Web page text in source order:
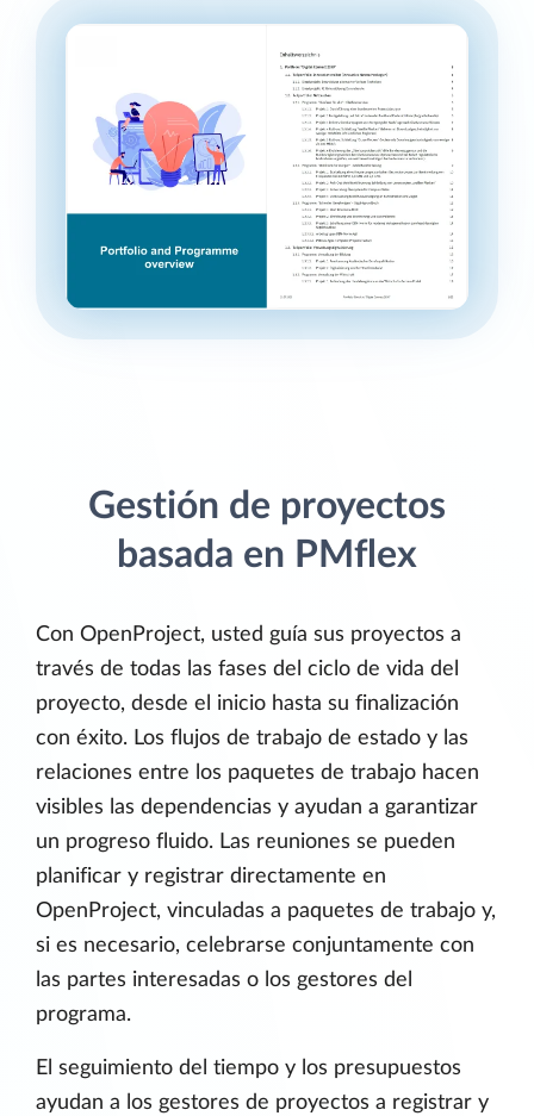
Gestión de proyectos
basada en PMflex
Con OpenProject, usted guía sus proyectos a
través de todas las fases del ciclo de vida del
proyecto, desde el inicio hasta su finalización
con éxito. Los flujos de trabajo de estado y las
relaciones entre los paquetes de trabajo hacen
visibles las dependencias y ayudan a garantizar
un progreso fluido. Las reuniones se pueden
planificar y registrar directamente en
OpenProject, vinculadas a paquetes de trabajo y,
si es necesario, celebrarse conjuntamente con
las partes interesadas o los gestores del
programa.
El seguimiento del tiempo y los presupuestos
ayudan a los gestores de proyectos a registrar y